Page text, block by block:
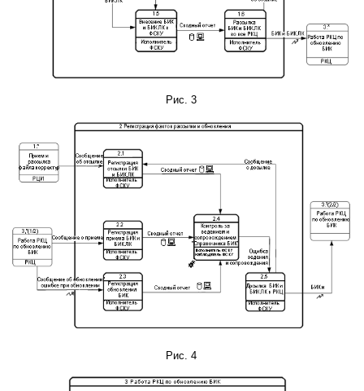
Рис. 3
Рис. 4